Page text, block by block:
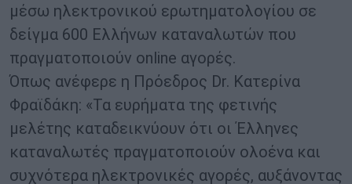
μέσω ηλεκτρονικού ερωτηματολογίου σε
δείγμα 600 Ελλήνων καταναλωτών που
πραγματοποιούν online αγορές.
Όπως ανέφερε η Πρόεδρος Dr. Κατερίνα
Φραϊδάκη: «Τα ευρήματα της φετινής
μελέτης καταδεικνύουν ότι οι Έλληνες
καταναλωτές πραγματοποιούν ολοένα και
συχνότερα ηλεκτρονικές αγορές, αυξάνοντας